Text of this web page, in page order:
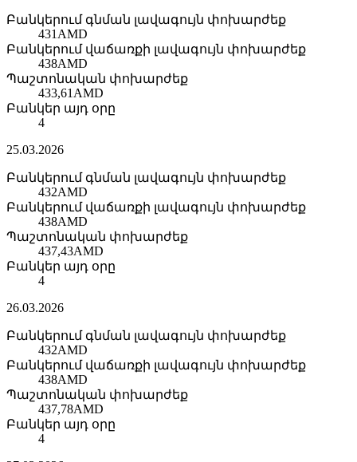
Բանկերում գնման լավագույն փոխարժեք
431 AMD
Բանկերում վաճառքի լավագույն փոխարժեք
438AMD
Պաշտոնական փոխարժեք
433,61 AMD
Բանկեր այդ օրը
4
25.03.2026
Բանկերում գնման լավագույն փոխարժեք
432AMD
Բանկերում վաճառքի լավագույն փոխարժեք
438AMD
Պաշտոնական փոխարժեք
437,43AMD
Բանկեր այդ օրը
4
26.03.2026
Բանկերում գնման լավագույն փոխարժեք
432AMD
Բանկերում վաճառքի լավագույն փոխարժեք
438AMD
Պաշտոնական փոխարժեք
437,78AMD
Բանկեր այդ օրը
4